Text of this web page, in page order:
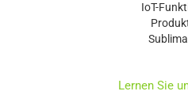
IoT-
Lernen Sie